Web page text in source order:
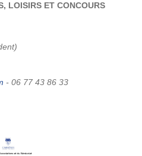
LOISIRS ET CONCOURS
- 06 77 43 86 33